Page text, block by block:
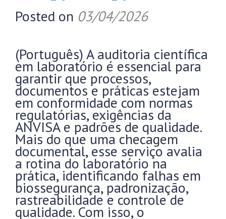
Posted on 03/04/2026
(Português) A auditoria científica
em laboratório é essencial para
garantir que processos,
documentos e práticas estejam
em conformidade com normas
regulatórias, exigências da
ANVISA e padrões de qualidade.
Mais do que uma checagem
documental, esse serviço avalia
a rotina do laboratório na
prática, identificando falhas em
biossegurança, padronização,
rastreabilidade e controle de
qualidade. Com isso, o